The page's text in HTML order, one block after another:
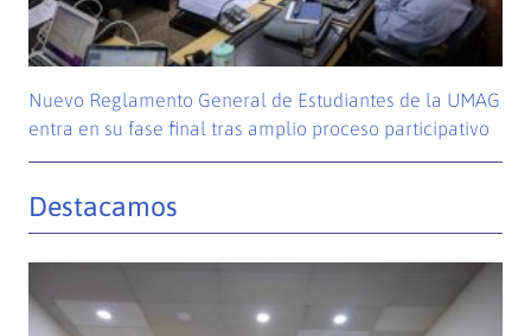
Nuevo Reglamento General de Estudiantes de la UMAG
entra en su fase final tras amplio proceso participativo
Destacamos